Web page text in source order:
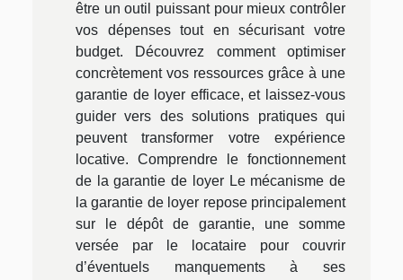
être un outil puissant pour mieux contrôler
vos dépenses tout en sécurisant votre
budget. Découvrez comment optimiser
concrètement vos ressources grâce à une
garantie de loyer efficace, et laissez-vous
guider vers des solutions pratiques qui
peuvent transformer votre expérience
locative. Comprendre le fonctionnement
de la garantie de loyer Le mécanisme de
la garantie de loyer repose principalement
sur le dépôt de garantie, une somme
versée par le locataire pour couvrir
d’éventuels manquements à ses